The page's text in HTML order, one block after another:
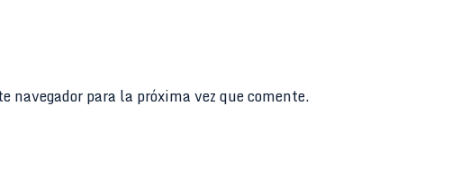
navegador para la próxima vez que comente.